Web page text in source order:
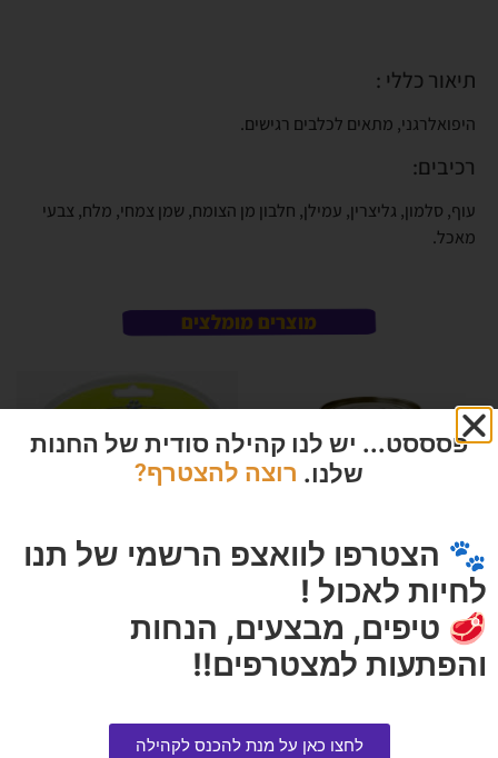
תיאור כללי :
היפואלרגני, מתאים לכלבים רגישים.
רכיבים:
עוף, סלמון, גליצרין, עמילן, חלבון מן הצומח, שמן צמחי, מלח, צבעי
מאכל.
מוצרים מומלצים
שימורים דליקט מזון מלא עוף וכבד
הרוויחו 0.45 נקודות ⭐
הרוויחו 4.50 נקודות ⭐
פסססט... יש לנו קהילה סודית של החנות
שלנו. רוצה להצטרף?
🐾 הצטרפו לוואצפ הרשמי של תנו
לחיות לאכול !
🥩 טיפים, מבצעים, הנחות
והפתעות למצטרפים!!
לחצו כאן על מנת להכנס לקהילה